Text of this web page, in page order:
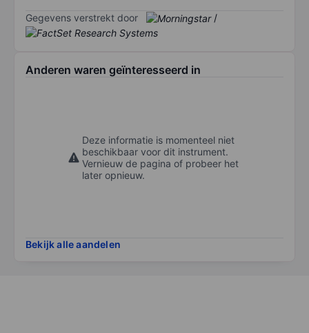
Gegevens verstrekt door /
Anderen waren geïnteresseerd in
Deze informatie is momenteel niet
beschikbaar voor dit instrument.
Vernieuw de pagina of probeer het
later opnieuw.
Bekijk alle aandelen